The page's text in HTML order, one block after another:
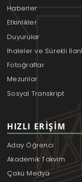
Haberler
Etkinlikler
Duyurular
İhaleler ve Sürekli
Fotoğraflar
Mezunlar
Sosyal Transkript
HIZLI ERIŞIM
Aday Öğrenci
Akademik Takvim
Çakü Medya